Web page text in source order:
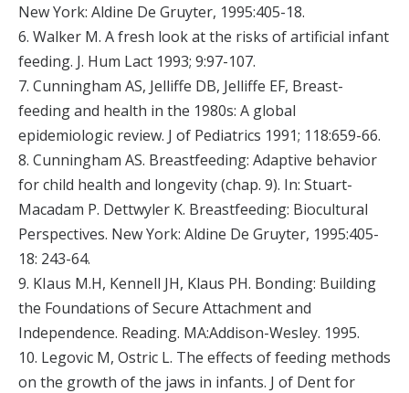
New York: Aldine De Gruyter, 1995:405-18.
6. Walker M. A fresh look at the risks of artificial infant
feeding. J. Hum Lact 1993; 9:97-107.
7. Cunningham AS, Jelliffe DB, Jelliffe EF, Breast-
feeding and health in the 1980s: A global
epidemiologic review. J of Pediatrics 1991; 118:659-66.
8. Cunningham AS. Breastfeeding: Adaptive behavior
for child health and longevity (chap. 9). In: Stuart-
Macadam P. Dettwyler K. Breastfeeding: Biocultural
Perspectives. New York: Aldine De Gruyter, 1995:405-
18: 243-64.
9. KIaus M.H, Kennell JH, Klaus PH. Bonding: Building
the Foundations of Secure Attachment and
Independence. Reading. MA:Addison-Wesley. 1995.
10. Legovic M, Ostric L. The effects of feeding methods
on the growth of the jaws in infants. J of Dent for